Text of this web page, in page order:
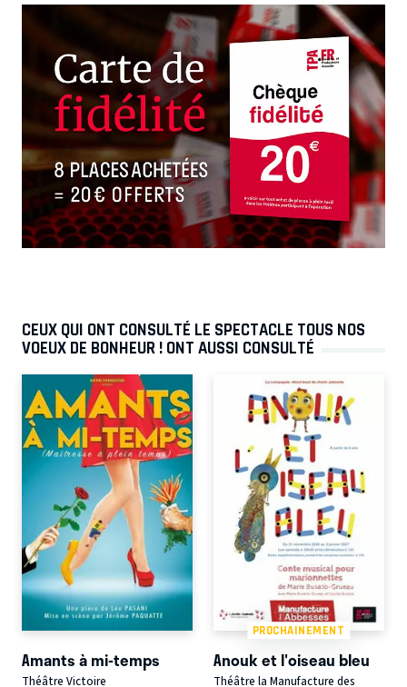
CEUX QUI ONT CONSULTÉ LE SPECTACLE TOUS NOS
VOEUX DE BONHEUR ! ONT AUSSI CONSULTÉ
Amants à mi-temps
Théâtre Victoire
PROCHAINEMENT
Anouk et l'oiseau bleu
Théâtre la Manufacture des